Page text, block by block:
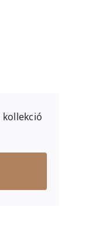
kollekció